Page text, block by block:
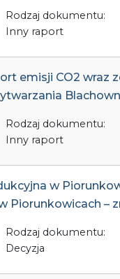
Rodzaj dokumentu:
Inny raport
emisji CO2 wraz
Rodzaj dokumentu:
Inny raport
w
Piorunkowicach –
Rodzaj dokumentu:
Decyzja